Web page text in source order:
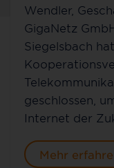
Wendler,
GigaNetz
Siegelsbach
geschlossen,
Internet der
Mehr
Unsere
Nutzen Sie die
Gespräch mit
Ort, um Fragen
stellen und sich
informieren.